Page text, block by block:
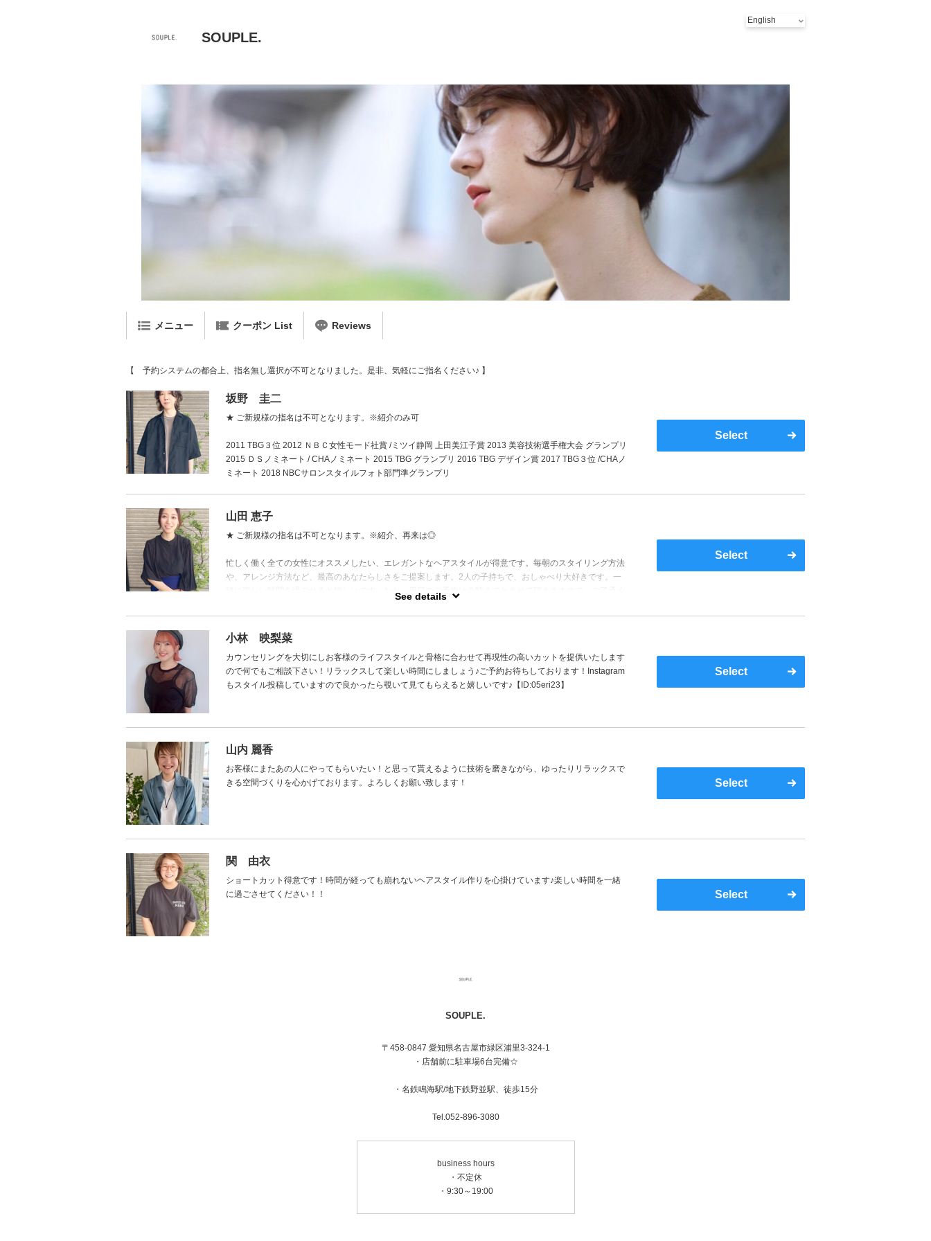
SOUPLE.
メニュー クーポン List Reviews
【 予約システムの都合上、指名無し選択が不可となりました。是非、気軽にご指名ください♪ 】
坂野 圭二
★ ご新規様の指名は不可となります。※紹介のみ可
2011 TBG３位 2012 ＮＢＣ女性モード社賞 /ミツイ静岡 上田美江子賞 2013 美容技術選手権大会 グランプリ
2015 ＤＳノミネート / CHAノミネート 2015 TBG グランプリ 2016 TBG デザイン賞 2017 TBG３位 /CHAノ
ミネート 2018 NBCサロンスタイルフォト部門準グランプリ
Select
山田 恵子
★ ご新規様の指名は不可となります。※紹介、再来は◎
忙しく働く全ての女性にオススメしたい、エレガントなヘアスタイルが得意です。毎朝のスタイリング方法
や、アレンジ方法など、最高のあなたらしさをご提案します。2人の子持ちで、おしゃべり大好きです。一
緒に楽しい時間を過ごせると嬉しいです。なお、平日のご予約は２時までとさせて頂きますので、ご了承く
See details
Select
小林 映梨菜
カウンセリングを大切にしお客様のライフスタイルと骨格に合わせて再現性の高いカットを提供いたします
ので何でもご相談下さい！リラックスして楽しい時間にしましょう♪ご予約お待ちしております！Instagram
もスタイル投稿していますので良かったら覗いて見てもらえると嬉しいです♪【ID:05eri23】
Select
山内 麗香
お客様にまたあの人にやってもらいたい！と思って貰えるように技術を磨きながら、ゆったりリラックスで
きる空間づくりを心かげております。よろしくお願い致します！
Select
関 由衣
ショートカット得意です！時間が経っても崩れないヘアスタイル作りを心掛けています♪楽しい時間を一緒
に過ごさせてください！！
Select
SOUPLE.
〒458-0847 愛知県名古屋市緑区浦里3-324-1
・店舗前に駐車場6台完備☆
・名鉄鳴海駅/地下鉄野並駅、徒歩15分
Tel.052-896-3080
business hours
・不定休
・9:30～19:00